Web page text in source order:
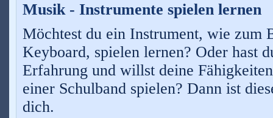
Musik - Instrumente spielen lernen
Möchtest du ein Instrument, wie zum
Keyboard, spielen lernen? Oder hast
Erfahrung und willst deine
einer Schulband spielen? Dann ist
dich.